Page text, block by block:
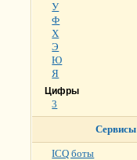
У
Ф
Х
Э
Ю
Я
Цифры
3
Сервисы
ICQ боты